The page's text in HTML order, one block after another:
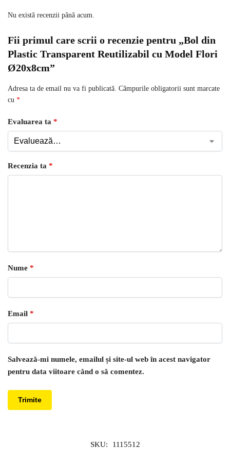
Nu există recenzii până acum.
Fii primul care scrii o recenzie pentru „Bol din
Plastic Transparent Reutilizabil cu Model Flori
Ø20x8cm”
Adresa ta de email nu va fi publicată. Câmpurile obligatorii sunt marcate
cu *
Evaluarea ta *
Recenzia ta *
Nume *
Email *
Salvează-mi numele, emailul și site-ul web în acest navigator
pentru data viitoare când o să comentez.
SKU:
1115512